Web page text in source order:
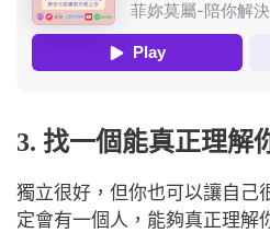
3. 找一個能真正理解
獨立很好，但你也可以讓自己
定會有一個人，能夠真正理解